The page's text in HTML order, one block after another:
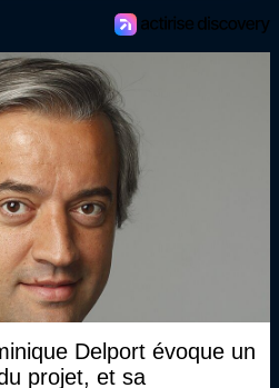
Delport évoque un
projet, et sa